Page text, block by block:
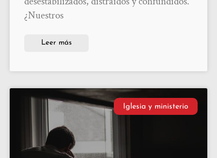
¿Nuestros
Leer más
Iglesia y ministerio